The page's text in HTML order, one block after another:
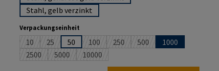
Stahl, gelb verzinkt
Verpackungseinheit
10(Diese Option ist zurzeit nicht verfügbar.)
25(Diese Option ist zurzeit nicht verfügbar.)
50 100(Diese Option ist zurzeit nicht verfügbar.)
250(Diese Option ist zurzeit nicht
500(Diese Option ist zurzeit
1000
2500(Diese Option ist zurzeit nicht verfügbar.)
5000(Diese Option ist zurzeit nicht verfügbar.)
10000(Diese Option ist zurzeit nicht verfügbar.)